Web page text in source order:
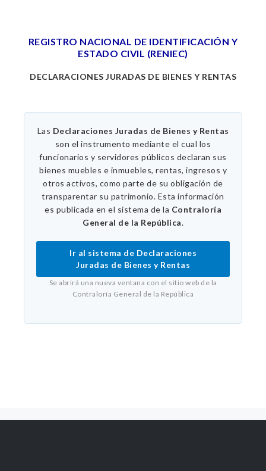
REGISTRO NACIONAL DE IDENTIFICACIÓN Y
ESTADO CIVIL (RENIEC)
DECLARACIONES JURADAS DE BIENES Y RENTAS
Las Declaraciones Juradas de Bienes y Rentas
son el instrumento mediante el cual los
funcionarios y servidores públicos declaran sus
bienes muebles e inmuebles, rentas, ingresos y
otros activos, como parte de su obligación de
transparentar su patrimonio. Esta información
es publicada en el sistema de la Contraloría
General de la República.
Ir al sistema de Declaraciones
Juradas de Bienes y Rentas
Se abrirá una nueva ventana con el sitio web de la
Contraloría General de la República